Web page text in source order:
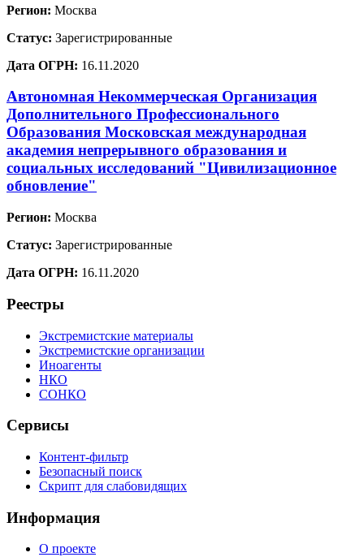
Регион: Москва
Статус: Зарегистрированные
Дата ОГРН: 16.11.2020
Автономная Некоммерческая Организация
Дополнительного Профессионального
Образования Московская международная
академия непрерывного образования и
социальных исследований "Цивилизационное
обновление"
Регион: Москва
Статус: Зарегистрированные
Дата ОГРН: 16.11.2020
Реестры
Экстремистские материалы
Экстремистские организации
Иноагенты
НКО
СОНКО
Сервисы
Контент-фильтр
Безопасный поиск
Скрипт для слабовидящих
Информация
О проекте